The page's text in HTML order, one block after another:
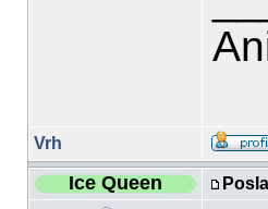
Vrh
Ice Queen